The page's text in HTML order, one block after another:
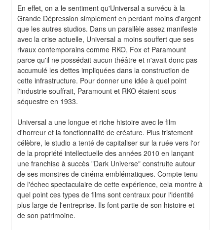
En effet, on a le sentiment qu'Universal a survécu à la
Grande Dépression simplement en perdant moins d'argent
que les autres studios. Dans un parallèle assez manifeste
avec la crise actuelle, Universal a moins souffert que ses
rivaux contemporains comme RKO, Fox et Paramount
parce qu'il ne possédait aucun théâtre et n'avait donc pas
accumulé les dettes impliquées dans la construction de
cette infrastructure. Pour donner une idée à quel point
l'industrie souffrait, Paramount et RKO étaient sous
séquestre en 1933.
Universal a une longue et riche histoire avec le film
d'horreur et la fonctionnalité de créature. Plus tristement
célèbre, le studio a tenté de capitaliser sur la ruée vers l'or
de la propriété intellectuelle des années 2010 en lançant
une franchise à succès "Dark Universe" construite autour
de ses monstres de cinéma emblématiques. Compte tenu
de l'échec spectaculaire de cette expérience, cela montre à
quel point ces types de films sont centraux pour l'identité
plus large de l'entreprise. Ils font partie de son histoire et
de son patrimoine.